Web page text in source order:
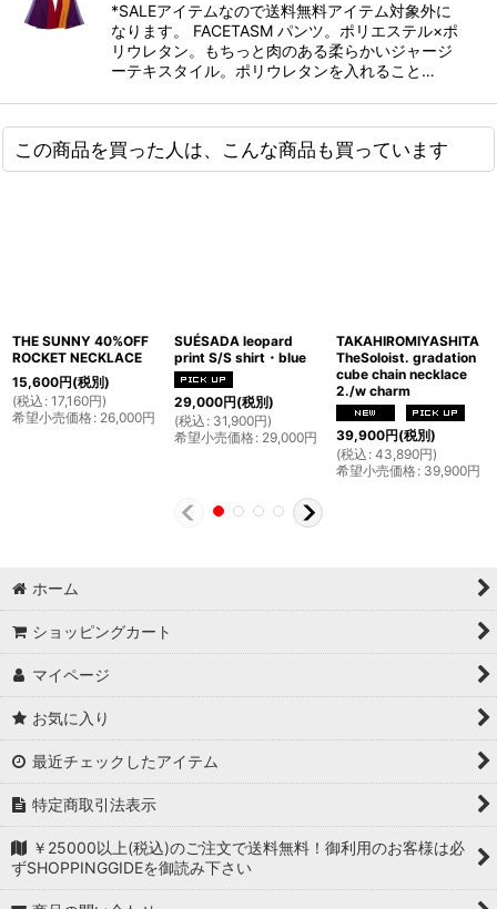
*SALEアイテムなので送料無料アイテム対象外に
なります。 FACETASM パンツ。ポリエステル×ポ
リウレタン。もちっと肉のある柔らかいジャージ
ーテキスタイル。ポリウレタンを入れること…
この商品を買った人は、こんな商品も買っています
THE SUNNY 40%OFF
ROCKET NECKLACE
15,600円(税別)
(税込 : 17,160円)
希望小売価格: 26,000円
SUÉSADA leopard
print S/S shirt・blue
29,000円(税別)
(税込 : 31,900円)
希望小売価格: 29,000円
TAKAHIROMIYASHITA
TheSoloist. gradation
cube chain necklace
2./w charm
39,900円(税別)
(税込 : 43,890円)
希望小売価格: 39,900円
ホーム
ショッピングカート
マイページ
お気に入り
最近チェックしたアイテム
特定商取引法表示
￥25000以上(税込)のご注文で送料無料！御利用のお客様は必
ずSHOPPINGGIDEを御読み下さい